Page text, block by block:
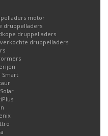
motor
druppelladers
druppelladers
verkochte druppelladers
Smart